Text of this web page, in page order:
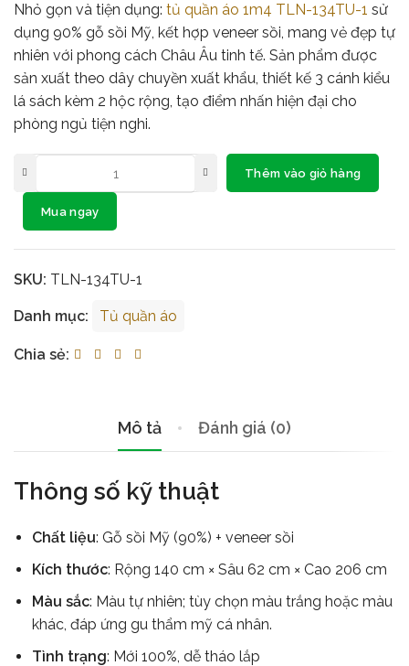
Nhỏ gọn và tiện dụng: tủ quần áo 1m4 TLN-134TU-1 sử
dụng 90% gỗ sồi Mỹ, kết hợp veneer sồi, mang vẻ đẹp tự
nhiên với phong cách Châu Âu tinh tế. Sản phẩm được
sản xuất theo dây chuyền xuất khẩu, thiết kế 3 cánh kiểu
lá sách kèm 2 hộc rộng, tạo điểm nhấn hiện đại cho
phòng ngủ tiện nghi.
Thêm vào giỏ hàng
Mua ngay
SKU: TLN-134TU-1
Danh mục: Tủ quần áo
Chia sẻ:
Mô tả Đánh giá (0)
Thông số kỹ thuật
Chất liệu: Gỗ sồi Mỹ (90%) + veneer sồi
Kích thước: Rộng 140 cm × Sâu 62 cm × Cao 206 cm
Màu sắc: Màu tự nhiên; tùy chọn màu trắng hoặc màu
khác, đáp ứng gu thẩm mỹ cá nhân.
Tình trạng: Mới 100%, dễ tháo lắp